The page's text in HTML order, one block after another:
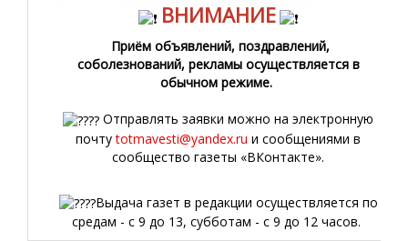
ВНИМАНИЕ
Приём объявлений, поздравлений,
соболезнований, рекламы осуществляется в
обычном режиме.
Отправлять заявки можно на электронную
почтуtotmavesti@yandex.ru и сообщениями в
сообщество газеты «ВКонтакте».
Выдача газет в редакции осуществляется по
средам - с 9 до 13, субботам - с 9 до 12 часов.